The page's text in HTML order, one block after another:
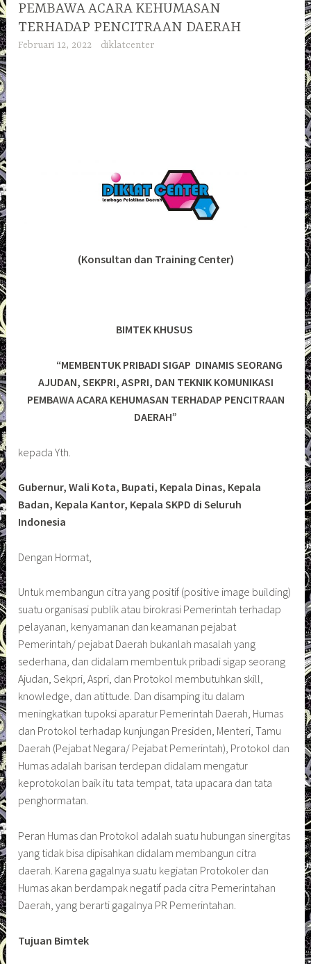
PEMBAWA ACARA KEHUMASAN
TERHADAP PENCITRAAN DAERAH
Februari 12, 2022 diklatcenter
(Konsultan dan Training Center)
BIMTEK KHUSUS
“MEMBENTUK PRIBADI SIGAP DINAMIS SEORANG
AJUDAN, SEKPRI, ASPRI, DAN TEKNIK KOMUNIKASI
PEMBAWA ACARA KEHUMASAN TERHADAP PENCITRAAN
DAERAH”
kepada Yth.
Gubernur, Wali Kota, Bupati, Kepala Dinas, Kepala
Badan, Kepala Kantor, Kepala SKPD di Seluruh
Indonesia
Dengan Hormat,
Untuk membangun citra yang positif (positive image building)
suatu organisasi publik atau birokrasi Pemerintah terhadap
pelayanan, kenyamanan dan keamanan pejabat
Pemerintah/ pejabat Daerah bukanlah masalah yang
sederhana, dan didalam membentuk pribadi sigap seorang
Ajudan, Sekpri, Aspri, dan Protokol membutuhkan skill,
knowledge, dan atittude. Dan disamping itu dalam
meningkatkan tupoksi aparatur Pemerintah Daerah, Humas
dan Protokol terhadap kunjungan Presiden, Menteri, Tamu
Daerah (Pejabat Negara/ Pejabat Pemerintah), Protokol dan
Humas adalah barisan terdepan didalam mengatur
keprotokolan baik itu tata tempat, tata upacara dan tata
penghormatan.
Peran Humas dan Protokol adalah suatu hubungan sinergitas
yang tidak bisa dipisahkan didalam membangun citra
daerah. Karena gagalnya suatu kegiatan Protokoler dan
Humas akan berdampak negatif pada citra Pemerintahan
Daerah, yang berarti gagalnya PR Pemerintahan.
Tujuan Bimtek